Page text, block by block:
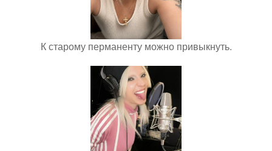
К старому перманенту можно привыкнуть.